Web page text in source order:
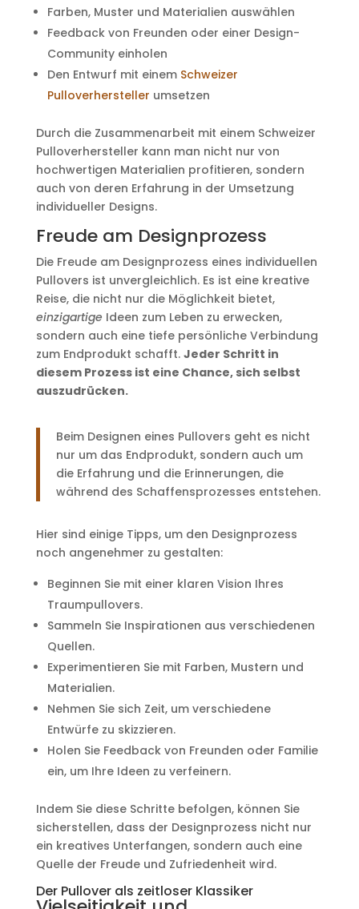
Farben, Muster und Materialien auswählen
Feedback von Freunden oder einer Design-
Community einholen
Den Entwurf mit einem Schweizer
Pulloverhersteller umsetzen
Durch die Zusammenarbeit mit einem Schweizer
Pulloverhersteller kann man nicht nur von
hochwertigen Materialien profitieren, sondern
auch von deren Erfahrung in der Umsetzung
individueller Designs.
Freude am Designprozess
Die Freude am Designprozess eines individuellen
Pullovers ist unvergleichlich. Es ist eine kreative
Reise, die nicht nur die Möglichkeit bietet,
einzigartige Ideen zum Leben zu erwecken,
sondern auch eine tiefe persönliche Verbindung
zum Endprodukt schafft. Jeder Schritt in
diesem Prozess ist eine Chance, sich selbst
auszudrücken.
Beim Designen eines Pullovers geht es nicht
nur um das Endprodukt, sondern auch um
die Erfahrung und die Erinnerungen, die
während des Schaffensprozesses entstehen.
Hier sind einige Tipps, um den Designprozess
noch angenehmer zu gestalten:
Beginnen Sie mit einer klaren Vision Ihres
Traumpullovers.
Sammeln Sie Inspirationen aus verschiedenen
Quellen.
Experimentieren Sie mit Farben, Mustern und
Materialien.
Nehmen Sie sich Zeit, um verschiedene
Entwürfe zu skizzieren.
Holen Sie Feedback von Freunden oder Familie
ein, um Ihre Ideen zu verfeinern.
Indem Sie diese Schritte befolgen, können Sie
sicherstellen, dass der Designprozess nicht nur
ein kreatives Unterfangen, sondern auch eine
Quelle der Freude und Zufriedenheit wird.
Der Pullover als zeitloser Klassiker